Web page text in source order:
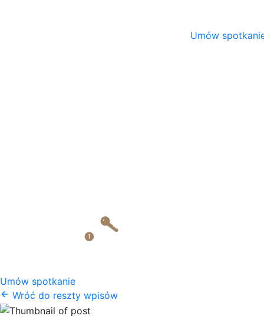
Umów
Umów spotkanie
Wróć do reszty wpisów